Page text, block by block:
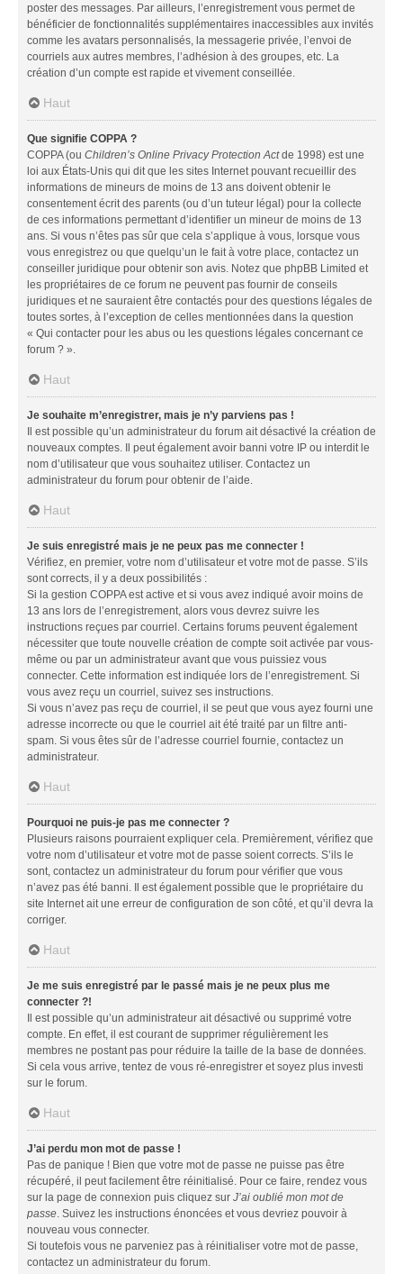
poster des messages. Par ailleurs, l’enregistrement vous permet de
bénéficier de fonctionnalités supplémentaires inaccessibles aux invités
comme les avatars personnalisés, la messagerie privée, l’envoi de
courriels aux autres membres, l’adhésion à des groupes, etc. La
création d’un compte est rapide et vivement conseillée.
Haut
Que signifie COPPA ?
COPPA (ou Children’s Online Privacy Protection Actde 1998) est une
loi aux États-Unis qui dit que les sites Internet pouvant recueillir des
informations de mineurs de moins de 13 ans doivent obtenir le
consentement écrit des parents (ou d’un tuteur légal) pour la collecte
de ces informations permettant d’identifier un mineur de moins de 13
ans. Si vous n’êtes pas sûr que cela s’applique à vous, lorsque vous
vous enregistrez ou que quelqu’un le fait à votre place, contactez un
conseiller juridique pour obtenir son avis. Notez que phpBB Limited et
les propriétaires de ce forum ne peuvent pas fournir de conseils
juridiques et ne sauraient être contactés pour des questions légales de
toutes sortes, à l’exception de celles mentionnées dans la question
« Qui contacter pour les abus ou les questions légales concernant ce
forum ? ».
Haut
Je souhaite m’enregistrer, mais je n’y parviens pas !
Il est possible qu’un administrateur du forum ait désactivé la création de
nouveaux comptes. Il peut également avoir banni votre IP ou interdit le
nom d’utilisateur que vous souhaitez utiliser. Contactez un
administrateur du forum pour obtenir de l’aide.
Haut
Je suis enregistré mais je ne peux pas me connecter !
Vérifiez, en premier, votre nom d’utilisateur et votre mot de passe. S’ils
sont corrects, il y a deux possibilités :
Si la gestion COPPA est active et si vous avez indiqué avoir moins de
13 ans lors de l’enregistrement, alors vous devrez suivre les
instructions reçues par courriel. Certains forums peuvent également
nécessiter que toute nouvelle création de compte soit activée par vous-
même ou par un administrateur avant que vous puissiez vous
connecter. Cette information est indiquée lors de l’enregistrement. Si
vous avez reçu un courriel, suivez ses instructions.
Si vous n’avez pas reçu de courriel, il se peut que vous ayez fourni une
adresse incorrecte ou que le courriel ait été traité par un filtre anti-
spam. Si vous êtes sûr de l’adresse courriel fournie, contactez un
administrateur.
Haut
Pourquoi ne puis-je pas me connecter ?
Plusieurs raisons pourraient expliquer cela. Premièrement, vérifiez que
votre nom d’utilisateur et votre mot de passe soient corrects. S’ils le
sont, contactez un administrateur du forum pour vérifier que vous
n’avez pas été banni. Il est également possible que le propriétaire du
site Internet ait une erreur de configuration de son côté, et qu’il devra la
corriger.
Haut
Je me suis enregistré par le passé mais je ne peux plus me
connecter ?!
Il est possible qu’un administrateur ait désactivé ou supprimé votre
compte. En effet, il est courant de supprimer régulièrement les
membres ne postant pas pour réduire la taille de la base de données.
Si cela vous arrive, tentez de vous ré-enregistrer et soyez plus investi
sur le forum.
Haut
J’ai perdu mon mot de passe !
Pas de panique ! Bien que votre mot de passe ne puisse pas être
récupéré, il peut facilement être réinitialisé. Pour ce faire, rendez vous
sur la page de connexion puis cliquez sur J’ai oublié mon mot de
passe. Suivez les instructions énoncées et vous devriez pouvoir à
nouveau vous connecter.
Si toutefois vous ne parveniez pas à réinitialiser votre mot de passe,
contactez un administrateur du forum.